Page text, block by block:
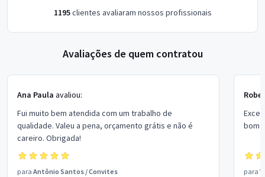
1195clientes avaliaram nossos profissionais
Avaliações de quem contratou
Ana Paula avaliou:
Fui muito bem atendida com um trabalho de
qualidade. Valeu a pena, orçamento grátis e não é
careiro. Obrigada!
para Antônio Santos /Convites
bom
para